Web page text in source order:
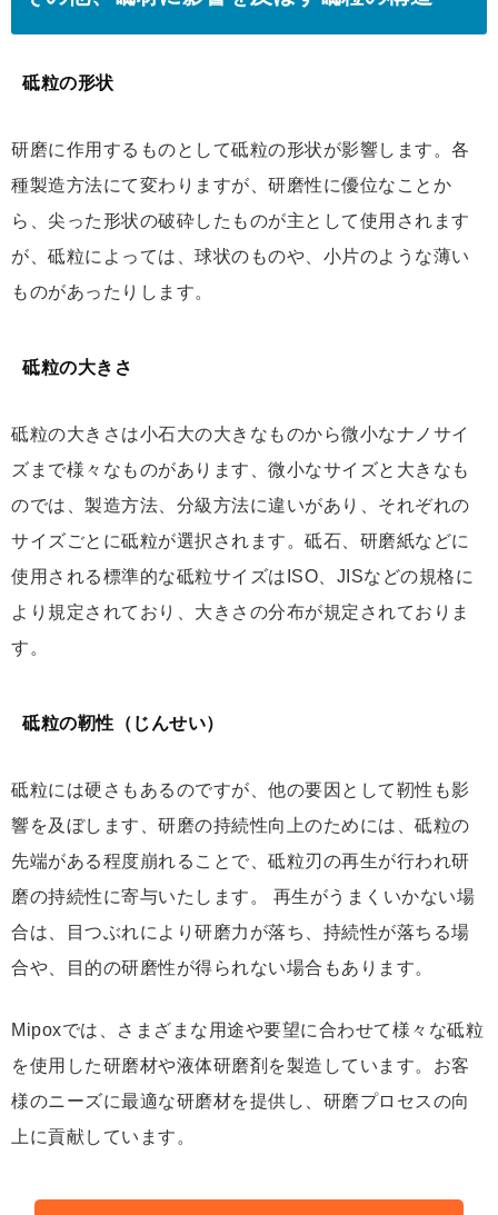
砥粒の形状
研磨に作用するものとして砥粒の形状が影響します。各
種製造方法にて変わりますが、研磨性に優位なことか
ら、尖った形状の破砕したものが主として使用されます
が、砥粒によっては、球状のものや、小片のような薄い
ものがあったりします。
砥粒の大きさ
砥粒の大きさは小石大の大きなものから微小なナノサイ
ズまで様々なものがあります、微小なサイズと大きなも
のでは、製造方法、分級方法に違いがあり、それぞれの
サイズごとに砥粒が選択されます。砥石、研磨紙などに
使用される標準的な砥粒サイズはISO、JISなどの規格に
より規定されており、大きさの分布が規定されておりま
す。
砥粒の靭性（じんせい）
砥粒には硬さもあるのですが、他の要因として靭性も影
響を及ぼします、研磨の持続性向上のためには、砥粒の
先端がある程度崩れることで、砥粒刃の再生が行われ研
磨の持続性に寄与いたします。 再生がうまくいかない場
合は、目つぶれにより研磨力が落ち、持続性が落ちる場
合や、目的の研磨性が得られない場合もあります。
Mipoxでは、さまざまな用途や要望に合わせて様々な砥粒
を使用した研磨材や液体研磨剤を製造しています。お客
様のニーズに最適な研磨材を提供し、研磨プロセスの向
上に貢献しています。